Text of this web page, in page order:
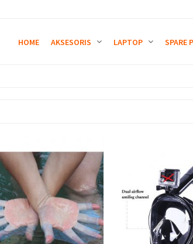
HOME AKSESORIS LAPTOP SPARE